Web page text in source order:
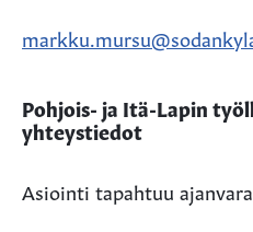
Pohjois- ja Itä-Lapin
yhteystiedot
Asiointi tapahtuu